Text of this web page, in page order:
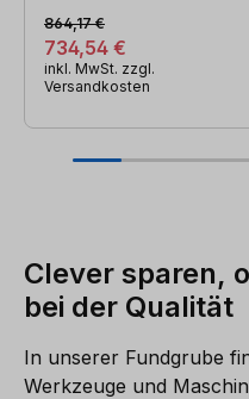
734,54 €
864,17 €
inkl. MwSt. zzgl.
Versandkosten
Clever sparen,
bei der Qualität
In unserer Fundgrube
Werkzeuge und